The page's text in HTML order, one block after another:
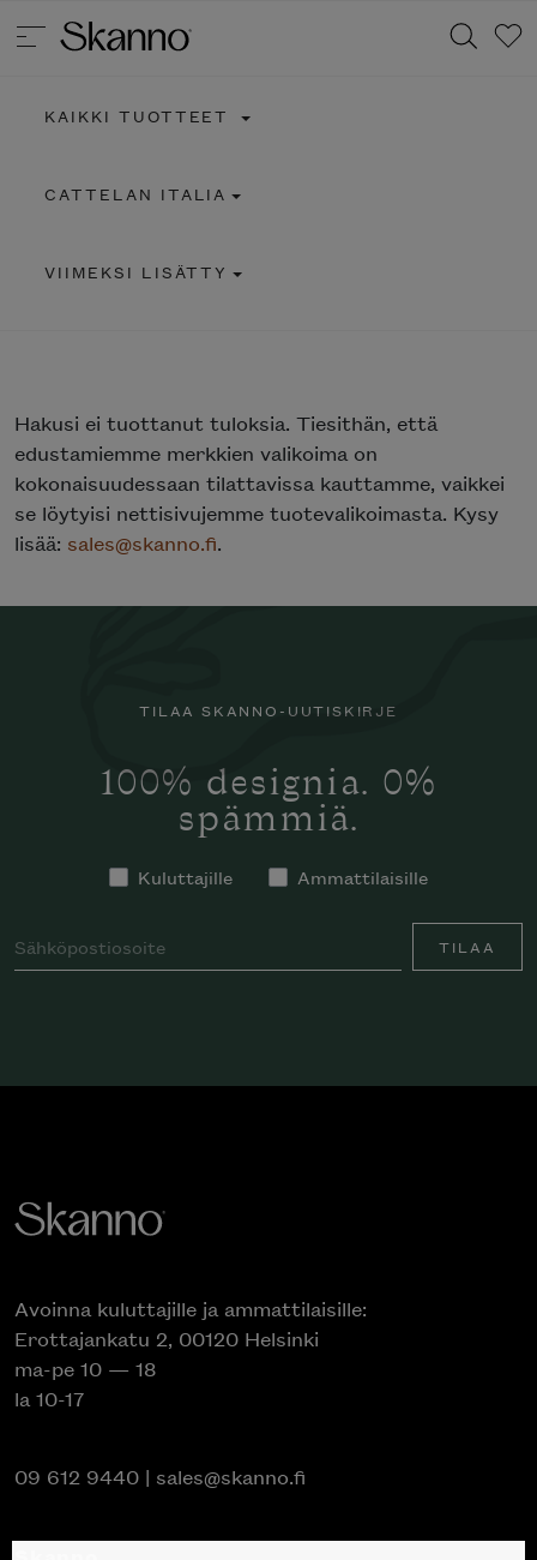
KAIKKI TUOTTEET
CATTELAN ITALIA
VIIMEKSI LISÄTTY
Hakusi ei tuottanut tuloksia. Tiesithän, että
edustamiemme merkkien valikoima on
kokonaisuudessaan tilattavissa kauttamme, vaikkei
se löytyisi nettisivujemme tuotevalikoimasta. Kysy
lisää: sales@skanno.fi.
TILAA SKANNO-UUTISKIRJE
100% designia. 0%
spämmiä.
Kuluttajille Ammattilaisille
TILAA
Avoinna kuluttajille ja ammattilaisille:
Erottajankatu 2, 00120 Helsinki
ma-pe 10 — 18
la 10-17
09 612 9440 | sales@skanno.fi